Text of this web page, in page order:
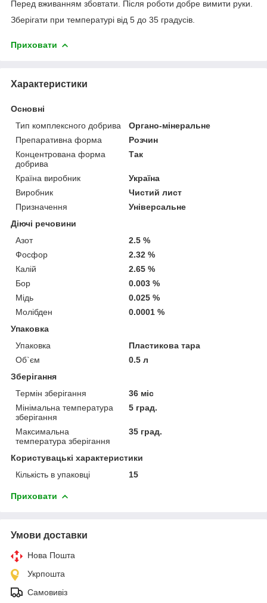
Перед вживанням збовтати. Після роботи добре вимити руки.
Зберігати при температурі від 5 до 35 градусів.
Приховати
Характеристики
Основні
Тип комплексного добрива
Органо-мінеральне
Препаративна форма
Розчин
Концентрована форма
добрива
Так
Країна виробник
Україна
Виробник
Чистий лист
Призначення
Універсальне
Діючі речовини
Азот
2.5 %
Фосфор
2.32 %
Калій
2.65 %
Бор
0.003 %
Мідь
0.025 %
Молібден
0.0001 %
Упаковка
Упаковка
Пластикова тара
Об`єм
0.5 л
Зберігання
Термін зберігання
36 міс
Мінімальна температура
зберігання
5 град.
Максимальна
температура зберігання
35 град.
Користувацькі характеристики
Кількість в упаковці
15
Приховати
Умови доставки
Нова Пошта
Укрпошта
Самовивіз